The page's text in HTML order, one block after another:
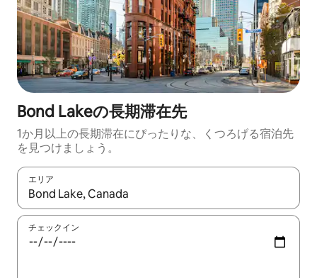
Bond Lakeの長期滞在先
1か月以上の長期滞在にぴったりな、くつろげる宿泊先
を見つけましょう。
エリア
検索結果が表示されたら、上下の矢印キーを使って移動するか
チェックイン